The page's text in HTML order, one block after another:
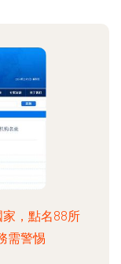
，點名88所
需警惕